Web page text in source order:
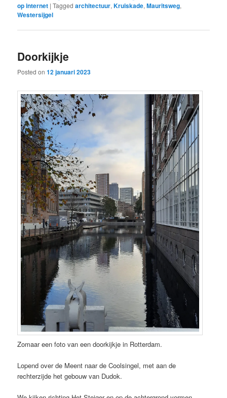
op internet |Tagged architectuur,Kruiskade,Mauritsweg,
Westersijgel
Doorkijkje
Posted on12 januari 2023
Zomaar een foto van een doorkijkje in Rotterdam.
Lopend over de Meent naar de Coolsingel, met aan de
rechterzijde het gebouw van Dudok.